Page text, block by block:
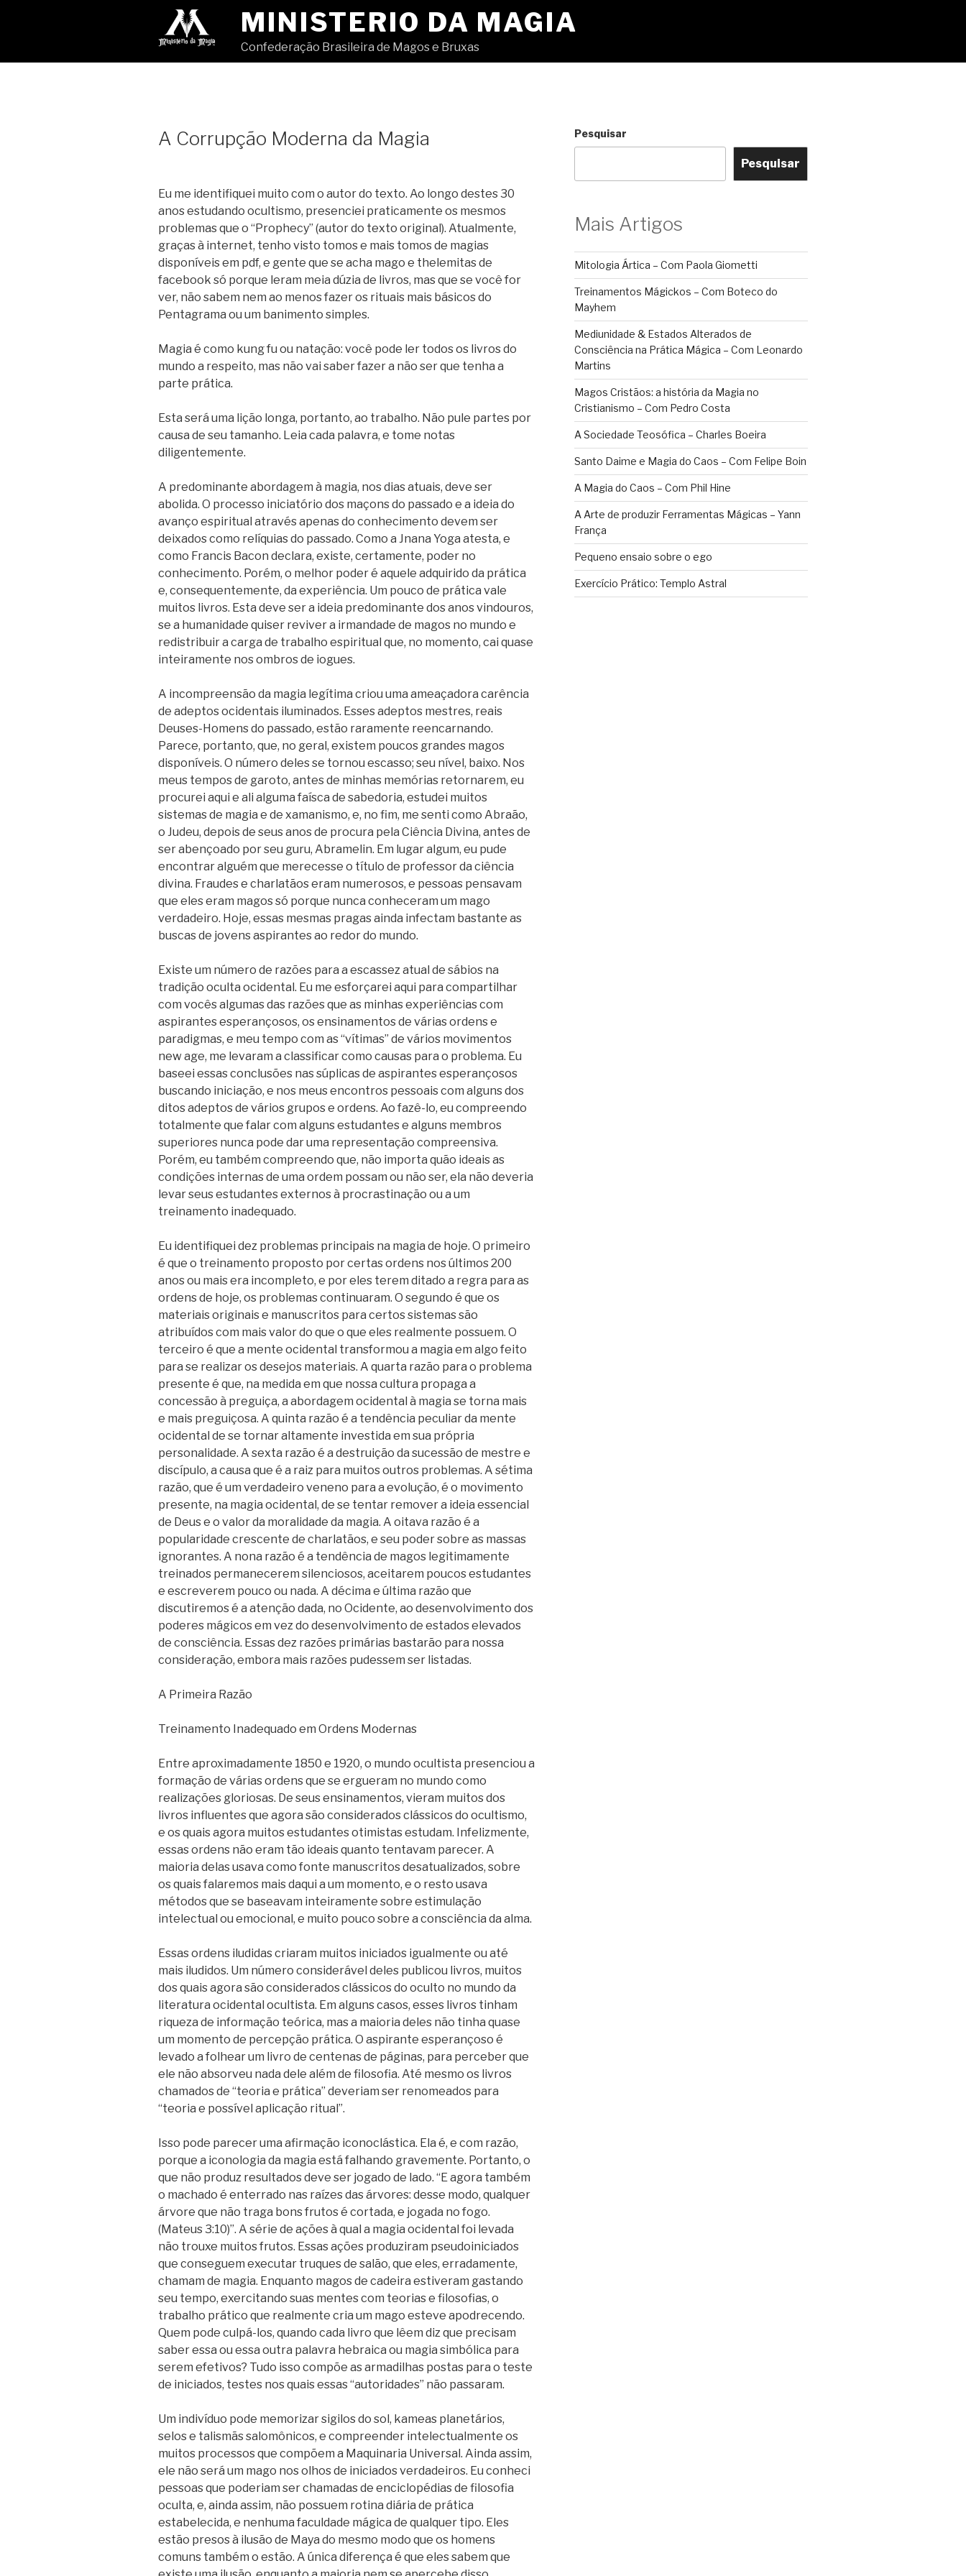
conteúdo
MINISTERIO DA MAGIA
Confederação Brasileira de Magos e Bruxas
A Corrupção Moderna da Magia
Eu me identifiquei muito com o autor do texto. Ao longo destes 30
anos estudando ocultismo, presenciei praticamente os mesmos
problemas que o “Prophecy” (autor do texto original). Atualmente,
graças à internet, tenho visto tomos e mais tomos de magias
disponíveis em pdf, e gente que se acha mago e thelemitas de
facebook só porque leram meia dúzia de livros, mas que se você for
ver, não sabem nem ao menos fazer os rituais mais básicos do
Pentagrama ou um banimento simples.
Magia é como kung fu ou natação: você pode ler todos os livros do
mundo a respeito, mas não vai saber fazer a não ser que tenha a
parte prática.
Esta será uma lição longa, portanto, ao trabalho. Não pule partes por
causa de seu tamanho. Leia cada palavra, e tome notas
diligentemente.
A predominante abordagem à magia, nos dias atuais, deve ser
abolida. O processo iniciatório dos maçons do passado e a ideia do
avanço espiritual através apenas do conhecimento devem ser
deixados como relíquias do passado. Como a Jnana Yoga atesta, e
como Francis Bacon declara, existe, certamente, poder no
conhecimento. Porém, o melhor poder é aquele adquirido da prática
e, consequentemente, da experiência. Um pouco de prática vale
muitos livros. Esta deve ser a ideia predominante dos anos vindouros,
se a humanidade quiser reviver a irmandade de magos no mundo e
redistribuir a carga de trabalho espiritual que, no momento, cai quase
inteiramente nos ombros de iogues.
A incompreensão da magia legítima criou uma ameaçadora carência
de adeptos ocidentais iluminados. Esses adeptos mestres, reais
Deuses-Homens do passado, estão raramente reencarnando.
Parece, portanto, que, no geral, existem poucos grandes magos
disponíveis. O número deles se tornou escasso; seu nível, baixo. Nos
meus tempos de garoto, antes de minhas memórias retornarem, eu
procurei aqui e ali alguma faísca de sabedoria, estudei muitos
sistemas de magia e de xamanismo, e, no fim, me senti como Abraão,
o Judeu, depois de seus anos de procura pela Ciência Divina, antes de
ser abençoado por seu guru, Abramelin. Em lugar algum, eu pude
encontrar alguém que merecesse o título de professor da ciência
divina. Fraudes e charlatãos eram numerosos, e pessoas pensavam
que eles eram magos só porque nunca conheceram um mago
verdadeiro. Hoje, essas mesmas pragas ainda infectam bastante as
buscas de jovens aspirantes ao redor do mundo.
Existe um número de razões para a escassez atual de sábios na
tradição oculta ocidental. Eu me esforçarei aqui para compartilhar
com vocês algumas das razões que as minhas experiências com
aspirantes esperançosos, os ensinamentos de várias ordens e
paradigmas, e meu tempo com as “vítimas” de vários movimentos
new age, me levaram a classificar como causas para o problema. Eu
baseei essas conclusões nas súplicas de aspirantes esperançosos
buscando iniciação, e nos meus encontros pessoais com alguns dos
ditos adeptos de vários grupos e ordens. Ao fazê-lo, eu compreendo
totalmente que falar com alguns estudantes e alguns membros
superiores nunca pode dar uma representação compreensiva.
Porém, eu também compreendo que, não importa quão ideais as
condições internas de uma ordem possam ou não ser, ela não deveria
levar seus estudantes externos à procrastinação ou a um
treinamento inadequado.
Eu identifiquei dez problemas principais na magia de hoje. O primeiro
é que o treinamento proposto por certas ordens nos últimos 200
anos ou mais era incompleto, e por eles terem ditado a regra para as
ordens de hoje, os problemas continuaram. O segundo é que os
materiais originais e manuscritos para certos sistemas são
atribuídos com mais valor do que o que eles realmente possuem. O
terceiro é que a mente ocidental transformou a magia em algo feito
para se realizar os desejos materiais. A quarta razão para o problema
presente é que, na medida em que nossa cultura propaga a
concessão à preguiça, a abordagem ocidental à magia se torna mais
e mais preguiçosa. A quinta razão é a tendência peculiar da mente
ocidental de se tornar altamente investida em sua própria
personalidade. A sexta razão é a destruição da sucessão de mestre e
discípulo, a causa que é a raiz para muitos outros problemas. A sétima
razão, que é um verdadeiro veneno para a evolução, é o movimento
presente, na magia ocidental, de se tentar remover a ideia essencial
de Deus e o valor da moralidade da magia. A oitava razão é a
popularidade crescente de charlatãos, e seu poder sobre as massas
ignorantes. A nona razão é a tendência de magos legitimamente
treinados permanecerem silenciosos, aceitarem poucos estudantes
e escreverem pouco ou nada. A décima e última razão que
discutiremos é a atenção dada, no Ocidente, ao desenvolvimento dos
poderes mágicos em vez do desenvolvimento de estados elevados
de consciência. Essas dez razões primárias bastarão para nossa
consideração, embora mais razões pudessem ser listadas.
A Primeira Razão
Treinamento Inadequado em Ordens Modernas
Entre aproximadamente 1850 e 1920, o mundo ocultista presenciou a
formação de várias ordens que se ergueram no mundo como
realizações gloriosas. De seus ensinamentos, vieram muitos dos
livros influentes que agora são considerados clássicos do ocultismo,
e os quais agora muitos estudantes otimistas estudam. Infelizmente,
essas ordens não eram tão ideais quanto tentavam parecer. A
maioria delas usava como fonte manuscritos desatualizados, sobre
os quais falaremos mais daqui a um momento, e o resto usava
métodos que se baseavam inteiramente sobre estimulação
intelectual ou emocional, e muito pouco sobre a consciência da alma.
Essas ordens iludidas criaram muitos iniciados igualmente ou até
mais iludidos. Um número considerável deles publicou livros, muitos
dos quais agora são considerados clássicos do oculto no mundo da
literatura ocidental ocultista. Em alguns casos, esses livros tinham
riqueza de informação teórica, mas a maioria deles não tinha quase
um momento de percepção prática. O aspirante esperançoso é
levado a folhear um livro de centenas de páginas, para perceber que
ele não absorveu nada dele além de filosofia. Até mesmo os livros
chamados de “teoria e prática” deveriam ser renomeados para
“teoria e possível aplicação ritual”.
Isso pode parecer uma afirmação iconoclástica. Ela é, e com razão,
porque a iconologia da magia está falhando gravemente. Portanto, o
que não produz resultados deve ser jogado de lado. “E agora também
o machado é enterrado nas raízes das árvores: desse modo, qualquer
árvore que não traga bons frutos é cortada, e jogada no fogo.
(Mateus 3:10)”. A série de ações à qual a magia ocidental foi levada
não trouxe muitos frutos. Essas ações produziram pseudoiniciados
que conseguem executar truques de salão, que eles, erradamente,
chamam de magia. Enquanto magos de cadeira estiveram gastando
seu tempo, exercitando suas mentes com teorias e filosofias, o
trabalho prático que realmente cria um mago esteve apodrecendo.
Quem pode culpá-los, quando cada livro que lêem diz que precisam
saber essa ou essa outra palavra hebraica ou magia simbólica para
serem efetivos? Tudo isso compõe as armadilhas postas para o teste
de iniciados, testes nos quais essas “autoridades” não passaram.
Um indivíduo pode memorizar sigilos do sol, kameas planetários,
selos e talismãs salomônicos, e compreender intelectualmente os
muitos processos que compõem a Maquinaria Universal. Ainda assim,
ele não será um mago nos olhos de iniciados verdadeiros. Eu conheci
pessoas que poderiam ser chamadas de enciclopédias de filosofia
oculta, e, ainda assim, não possuem rotina diária de prática
estabelecida, e nenhuma faculdade mágica de qualquer tipo. Eles
estão presos à ilusão de Maya do mesmo modo que os homens
comuns também o estão. A única diferença é que eles sabem que
Pesquisar
Pesquisar
Mais Artigos
Mitologia Ártica – Com Paola Giometti
Treinamentos Mágickos – Com Boteco do
Mayhem
Mediunidade & Estados Alterados de
Consciência na Prática Mágica – Com Leonardo
Martins
Magos Cristãos: a história da Magia no
Cristianismo – Com Pedro Costa
A Sociedade Teosófica – Charles Boeira
Santo Daime e Magia do Caos – Com Felipe Boin
A Magia do Caos – Com Phil Hine
A Arte de produzir Ferramentas Mágicas – Yann
França
Pequeno ensaio sobre o ego
Exercício Prático: Templo Astral